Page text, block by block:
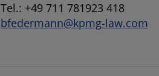
Tel.: +49 711 781923 418
bfedermann@kpmg-law.com